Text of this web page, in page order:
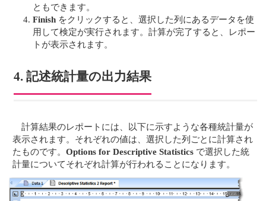
ともできます。
Finish をクリックすると、選択した列にあるデータを使
用して検定が実行されます。計算が完了すると、レポー
トが表示されます。
4. 記述統計量の出力結果
計算結果のレポートには、以下に示すような各種統計量が
表示されます。それぞれの値は、選択した列ごとに計算され
たものです。Options for Descriptive Statistics で選択した統
計量についてそれぞれ計算が行われることになります。